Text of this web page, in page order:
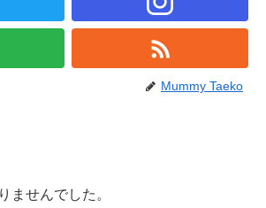
Mummy Taeko
ませんでした。